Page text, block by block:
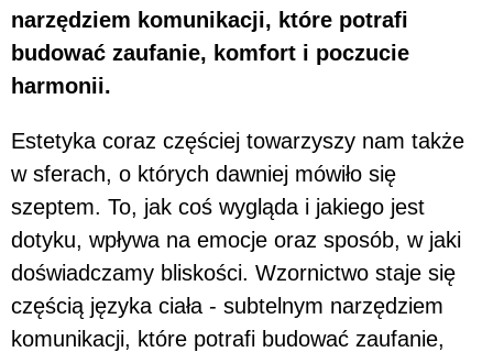
narzędziem komunikacji, które potrafi
budować zaufanie, komfort i poczucie
harmonii.
Estetyka coraz częściej towarzyszy nam także
w sferach, o których dawniej mówiło się
szeptem. To, jak coś wygląda i jakiego jest
dotyku, wpływa na emocje oraz sposób, w jaki
doświadczamy bliskości. Wzornictwo staje się
częścią języka ciała - subtelnym narzędziem
komunikacji, które potrafi budować zaufanie,